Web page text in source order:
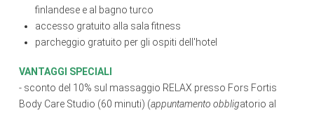
finlandese e al bagno turco
accesso gratuito alla sala fitness
parcheggio gratuito per gli ospiti dell'hotel
VANTAGGI SPECIALI
- sconto del 10% sul massaggio RELAX presso Fors Fortis
Body Care Studio (60 minuti) (appuntamento obbligatorio al